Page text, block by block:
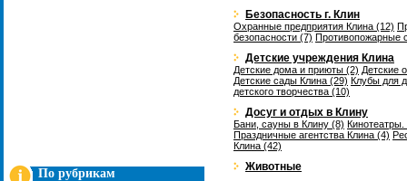
По рубрикам
Безопасность г. Клин
Охранные предприятия Клина (12)
безопасности (7) Противопожарные
Детские учреждения Клина
Детские дома и приюты (2) Детские
Детские сады Клина (29) Клубы для
детского творчества (10)
Досуг и отдых в Клину
Бани, сауны в Клину (8)
Праздничные агентства Клина (4)
Клина (42)
Животные